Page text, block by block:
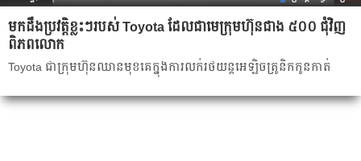
មក​ដឹង​ប្រវត្តិ​ខ្លះ​ៗ​របស់​ ​Toyota​ ​ដែល​ជា​មេ​ក្រុមហ៊ុន​ជាង​ ​៥០០​ ​ជុំវិញ​
ពិភពលោក
Toyota​ ​ជា​ក្រុមហ៊ុន​ឈាន​មុខ​គេ​​ក្នុង​ការ​លក់​រថយន្ត​អេឡិចត្រូនិក​កូន​កាត់​